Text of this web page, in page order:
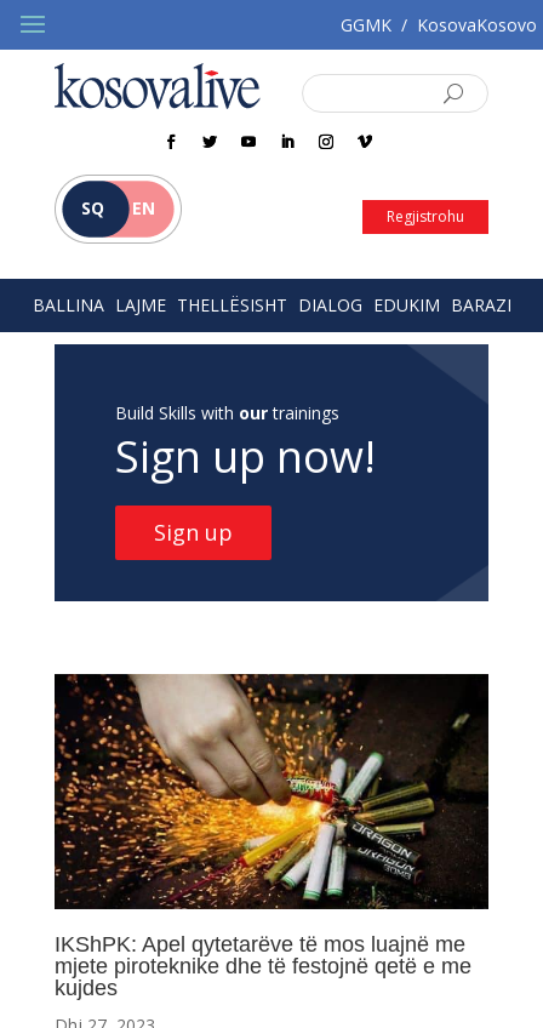
GGMK / KosovaKosovo
SQ EN Regjistrohu
BALLINA LAJME THELLËSISHT DIALOG EDUKIM BARAZI
Build Skills with ourtrainings
Sign up now!
Sign up
IKShPK: Apel qytetarëve të mos luajnë me
mjete piroteknike dhe të festojnë qetë e me
kujdes